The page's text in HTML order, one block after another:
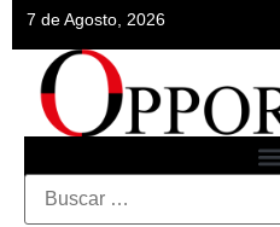
7 de Agosto, 2026